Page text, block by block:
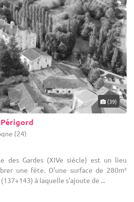
(39)
Périgord
(24)
des Gardes (XIVe siècle) est un lieu
une fête. D'une surface de 280m²
à laquelle s'ajoute de ...